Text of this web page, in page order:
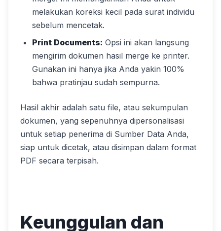
melakukan koreksi kecil pada surat individu
sebelum mencetak.
Print Documents: Opsi ini akan langsung
mengirim dokumen hasil merge ke printer.
Gunakan ini hanya jika Anda yakin 100%
bahwa pratinjau sudah sempurna.
Hasil akhir adalah satu file, atau sekumpulan
dokumen, yang sepenuhnya dipersonalisasi
untuk setiap penerima di Sumber Data Anda,
siap untuk dicetak, atau disimpan dalam format
PDF secara terpisah.
Keunggulan dan